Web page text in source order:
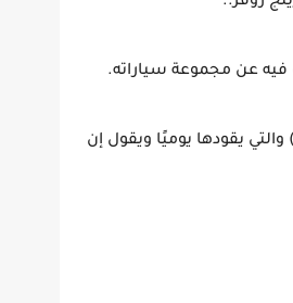
وما زال سينا يحتفظ بسيارته القديمة جيب رانجلر 1989 (old 1989 Jeep Wrangle) والتي يقودها يوميًا ويقول إن